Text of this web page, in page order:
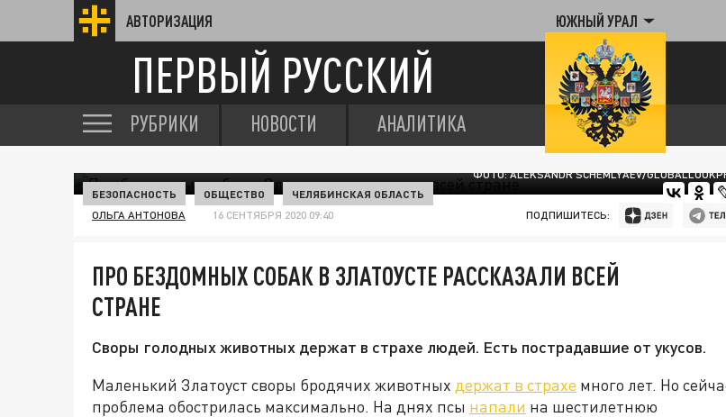
АВТОРИЗАЦИЯ ЮЖНЫЙ УРАЛ
ПЕРВЫЙ РУССКИЙ
РУБРИКИ НОВОСТИ АНАЛИТИКА
ФОТО: ALEKSANDR SCHEMLYAEV/
БЕЗОПАСНОСТЬ ОБЩЕСТВО ЧЕЛЯБИНСКАЯ ОБЛАСТЬ
ОЛЬГА АНТОНОВА 16 СЕНТЯБРЯ 2020 09:40 ПОДПИШИТЕСЬ:
ПРО БЕЗДОМНЫХ СОБАК В ЗЛАТОУСТЕ РАССКАЗАЛИ ВСЕЙ
СТРАНЕ
Своры голодных животных держат в страхе людей. Есть пострадавшие от укусов.
Маленький Златоуст своры бродячих животных держат в страхе много лет. Но
проблема обострилась максимально. На днях псы напали на шестилетнюю